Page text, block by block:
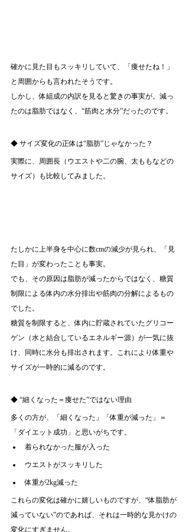
確かに見た目もスッキリしていて、「痩せたね！」
と周囲からも言われたそうです。
しかし、体組成の内訳を見ると驚きの事実が。減っ
たのは脂肪ではなく、“筋肉と水分”だったのです。
◆ サイズ変化の正体は“脂肪”じゃなかった？
実際に、周囲長（ウエストや二の腕、太ももなどの
サイズ）も比較してみました。
たしかに上半身を中心に数cmの減少が見られ、「見
た目」が変わったことも事実。
でも、その原因は脂肪が減ったからではなく、糖質
制限による体内の水分排出や筋肉の分解によるもの
でした。
糖質を制限すると、体内に貯蔵されていたグリコー
ゲン（水と結合しているエネルギー源）が一気に抜
け、同時に水分も排出されます。これにより体重や
サイズが一時的に減るのです。
◆ “細くなった＝痩せた”ではない理由
多くの方が、「細くなった」「体重が減った」＝
「ダイエット成功」と思いがちです。
着られなかった服が入った
ウエストがスッキリした
体重が2kg減った
これらの変化は確かに嬉しいものですが、“体脂肪が
減っていない”のであれば、それは一時的な見かけの
変化にすぎません。